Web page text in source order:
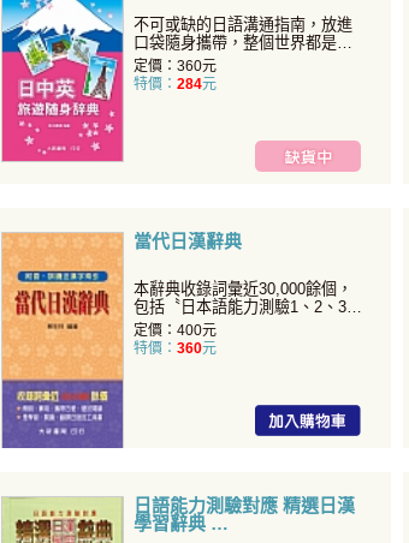
不可或缺的日語溝通指南，放進
口袋隨身攜帶，整個世界都是我
的語言教室！無論觀光留學...
定價：360元
特價： 284元
當代日漢辭典
本辭典收錄詞彙近30,000餘個，
包括〝日本語能力測驗1、2、3、
4級〞必考詞彙...
定價：400元
特價： 360元
日語能力測驗對應 精選日漢
學習辭典